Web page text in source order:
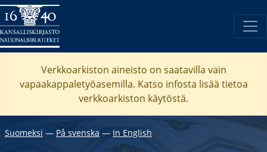
Verkkoarkiston aineisto on saatavilla vain
vapaakappaletyöasemilla. Katso infosta lisää tietoa
verkkoarkiston käytöstä.
Suomeksi ― På svenska ― In English